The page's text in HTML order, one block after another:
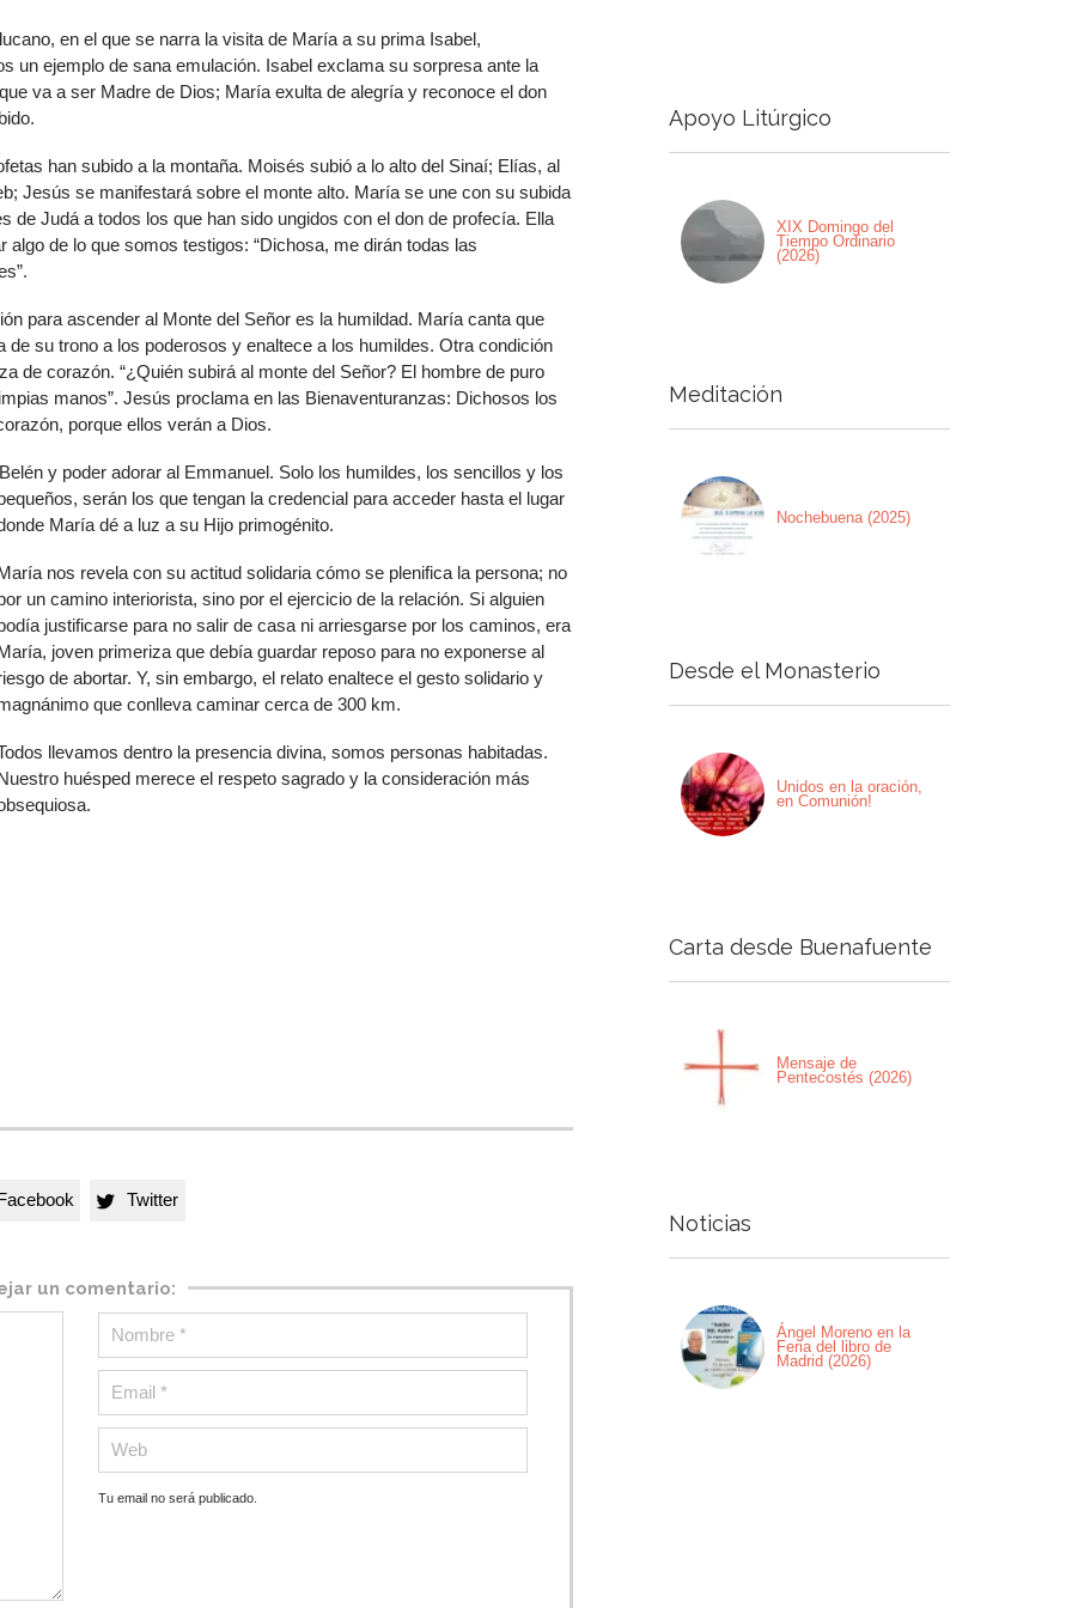
en el que se narra la visita de María a su prima Isabel,
un ejemplo de sana emulación. Isabel exclama su sorpresa ante la
va a ser Madre de Dios; María exulta de alegría y reconoce el don
han subido a la montaña. Moisés subió a lo alto del Sinaí; Elías, al
Jesús se manifestará sobre el monte alto. María se une con su subida
de Judá a todos los que han sido ungidos con el don de profecía. Ella
algo de lo que somos testigos: “Dichosa, me dirán todas las
para ascender al Monte del Señor es la humildad. María canta que
de su trono a los poderosos y enaltece a los humildes. Otra condición
de corazón. “¿Quién subirá al monte del Señor? El hombre de puro
manos”. Jesús proclama en las Bienaventuranzas: Dichosos los
porque ellos verán a Dios.
y poder adorar al Emmanuel. Solo los humildes, los sencillos y los
serán los que tengan la credencial para acceder hasta el lugar
María dé a luz a su Hijo primogénito.
nos revela con su actitud solidaria cómo se plenifica la persona; no
un camino interiorista, sino por el ejercicio de la relación. Si alguien
justificarse para no salir de casa ni arriesgarse por los caminos, era
joven primeriza que debía guardar reposo para no exponerse al
de abortar. Y, sin embargo, el relato enaltece el gesto solidario y
que conlleva caminar cerca de 300 km.
llevamos dentro la presencia divina, somos personas habitadas.
huésped merece el respeto sagrado y la consideración más
 Twitter
un comentario:
Tu email no será publicado.
Apoyo Litúrgico
XIX Domingo del
Tiempo Ordinario
(2026)
Meditación
Nochebuena (2025)
Desde el Monasterio
Unidos en la oración,
en Comunión!
Carta desde Buenafuente
Mensaje de
Pentecostés (2026)
Noticias
Ángel Moreno en la
Feria del libro de
Madrid (2026)